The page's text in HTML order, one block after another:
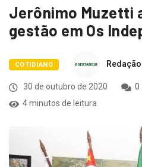
Jerônimo Muzetti
gestão em Os
COTIDIANO Redação
30 de outubro de 2020 0
4 minutos de leitura